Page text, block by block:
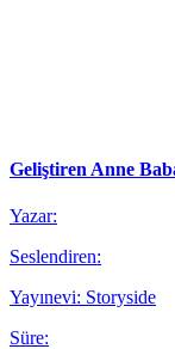
Geliştiren Anne
Yazar:
Seslendiren:
Yayınevi: Storyside
Süre: